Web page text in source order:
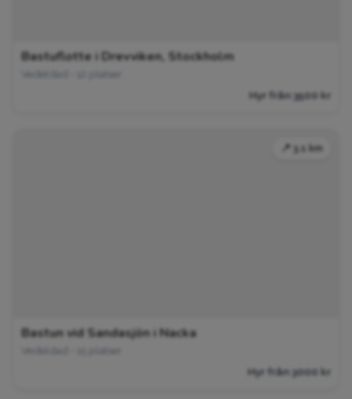
Bastuflotte i Drevviken, Stockholm
Vedeldad • 12 platser
Hyr från 3500 kr
📍 3.1 km
Bastun vid Sandasjön i Nacka
Vedeldad • 15 platser
Hyr från 3000 kr